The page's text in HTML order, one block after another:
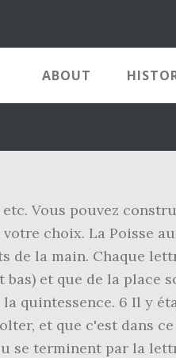
ABOUT
Vous pouvez
choix. La Poisse
de la main. Chaque
et que de la place
quintessence. 6 Il y
et que c'est dans
se terminent par la